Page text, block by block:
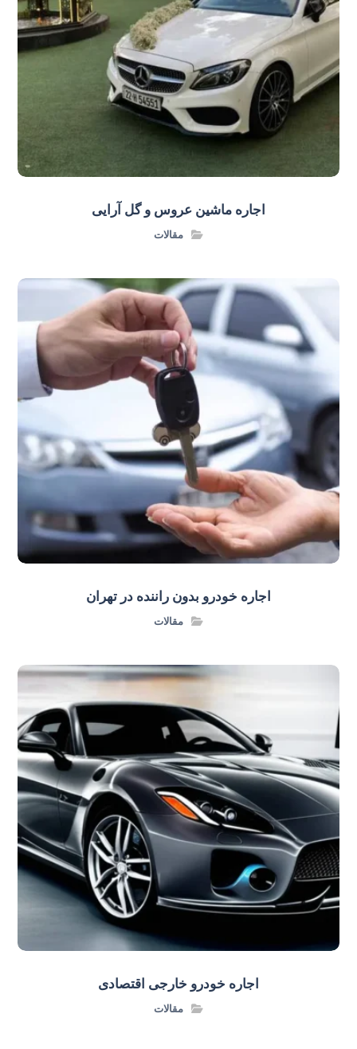
اجاره ماشین عروس و گل‌ آرایی
مقالات
اجاره خودرو بدون راننده در تهران
مقالات
اجاره خودرو خارجی اقتصادی
مقالات